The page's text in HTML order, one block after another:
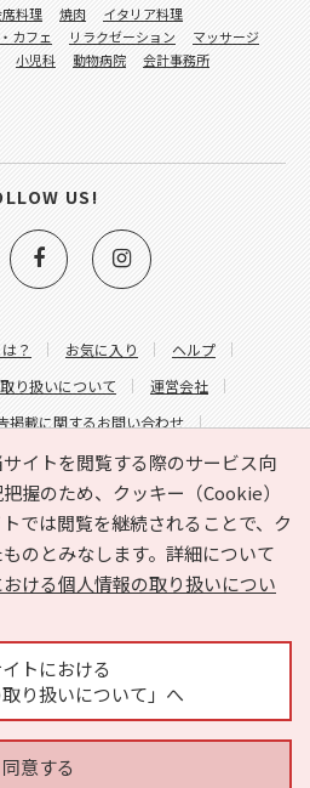
イトを閲覧する際のサービス向
握のため、クッキー（Cookie）
では閲覧を継続されることで、ク
のとみなします。詳細について
おける個人情報の取り扱いについ
トにおける
取り扱いについて」へ
同意する
？ お気に入り
ヘルプ
り扱いについて
運営会社
掲載に関するお問い合わせ
に関するお問い合わせ
料理 焼肉
イタリア料理
カフェ リラクゼーション
マッサージ
小児科 動物病院
会計事務所
US!
All Rights Reserved.